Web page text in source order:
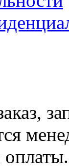
оплаты.